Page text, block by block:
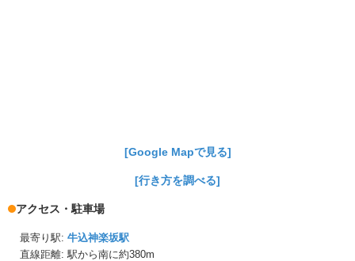
[Google Mapで見る]
[行き方を調べる]
アクセス・駐車場
最寄り駅: 牛込神楽坂駅
直線距離: 駅から南に約380m